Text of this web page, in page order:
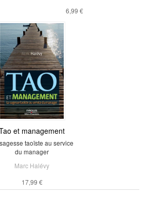
6,99 €
et management
taoïste au service
du manager
Marc Halévy
17,99 €